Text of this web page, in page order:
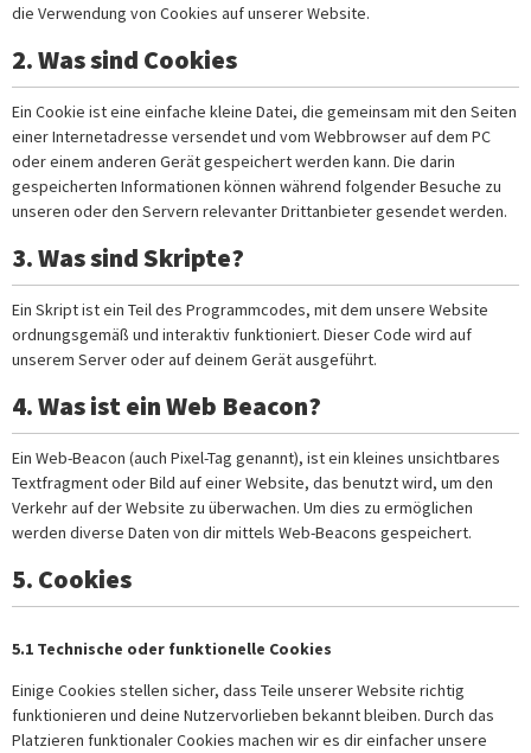
die Verwendung von Cookies auf unserer Website.
2. Was sind Cookies
Ein Cookie ist eine einfache kleine Datei, die gemeinsam mit den Seiten
einer Internetadresse versendet und vom Webbrowser auf dem PC
oder einem anderen Gerät gespeichert werden kann. Die darin
gespeicherten Informationen können während folgender Besuche zu
unseren oder den Servern relevanter Drittanbieter gesendet werden.
3. Was sind Skripte?
Ein Skript ist ein Teil des Programmcodes, mit dem unsere Website
ordnungsgemäß und interaktiv funktioniert. Dieser Code wird auf
unserem Server oder auf deinem Gerät ausgeführt.
4. Was ist ein Web Beacon?
Ein Web-Beacon (auch Pixel-Tag genannt), ist ein kleines unsichtbares
Textfragment oder Bild auf einer Website, das benutzt wird, um den
Verkehr auf der Website zu überwachen. Um dies zu ermöglichen
werden diverse Daten von dir mittels Web-Beacons gespeichert.
5. Cookies
5.1 Technische oder funktionelle Cookies
Einige Cookies stellen sicher, dass Teile unserer Website richtig
funktionieren und deine Nutzervorlieben bekannt bleiben. Durch das
Platzieren funktionaler Cookies machen wir es dir einfacher unsere